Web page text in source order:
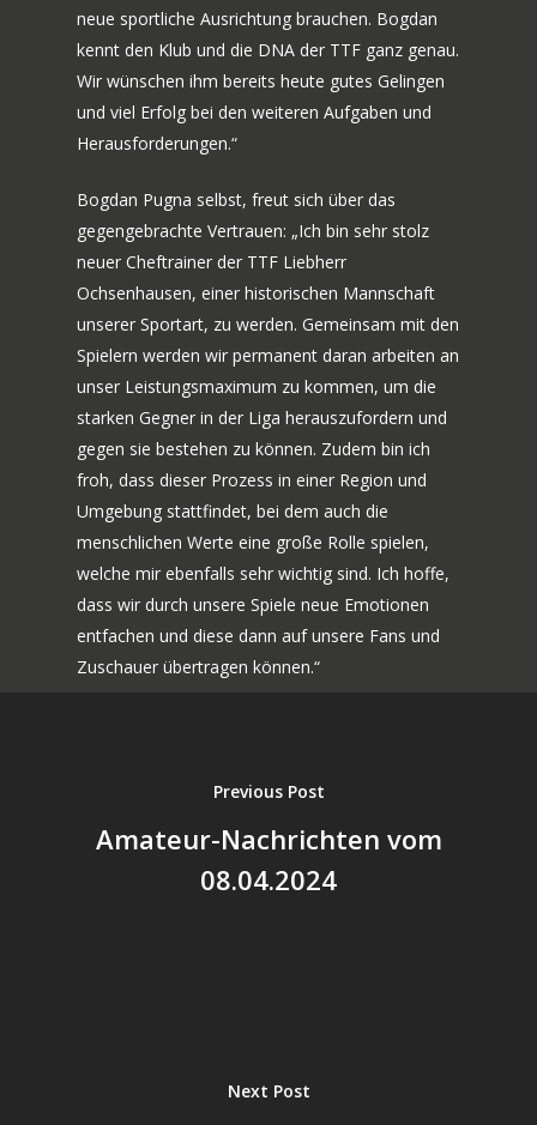
neue sportliche Ausrichtung brauchen. Bogdan
kennt den Klub und die DNA der TTF ganz genau.
Wir wünschen ihm bereits heute gutes Gelingen
und viel Erfolg bei den weiteren Aufgaben und
Herausforderungen.“
Bogdan Pugna selbst, freut sich über das
gegengebrachte Vertrauen: „Ich bin sehr stolz
neuer Cheftrainer der TTF Liebherr
Ochsenhausen, einer historischen Mannschaft
unserer Sportart, zu werden. Gemeinsam mit den
Spielern werden wir permanent daran arbeiten an
unser Leistungsmaximum zu kommen, um die
starken Gegner in der Liga herauszufordern und
gegen sie bestehen zu können. Zudem bin ich
froh, dass dieser Prozess in einer Region und
Umgebung stattfindet, bei dem auch die
menschlichen Werte eine große Rolle spielen,
welche mir ebenfalls sehr wichtig sind. Ich hoffe,
dass wir durch unsere Spiele neue Emotionen
entfachen und diese dann auf unsere Fans und
Zuschauer übertragen können.“
Previous Post
Amateur-Nachrichten vom
08.04.2024
Next Post